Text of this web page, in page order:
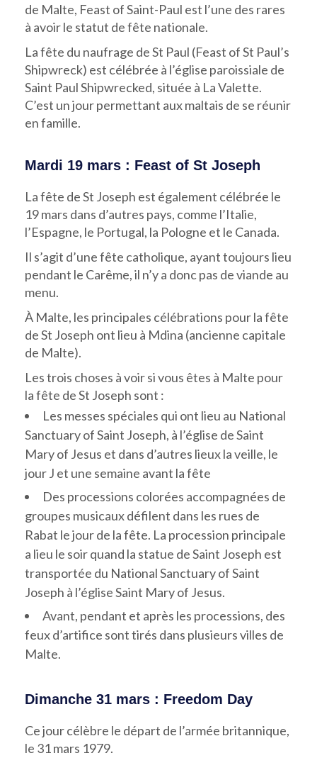
de Malte, Feast of Saint-Paul est l’une des rares
à avoir le statut de fête nationale.
La fête du naufrage de St Paul (Feast of St Paul’s
Shipwreck) est célébrée à l’église paroissiale de
Saint Paul Shipwrecked, située à La Valette.
C’est un jour permettant aux maltais de se réunir
en famille.
Mardi 19 mars : Feast of St Joseph
La fête de St Joseph est également célébrée le
19 mars dans d’autres pays, comme l’Italie,
l’Espagne, le Portugal, la Pologne et le Canada.
Il s’agit d’une fête catholique, ayant toujours lieu
pendant le Carême, il n’y a donc pas de viande au
menu.
À Malte, les principales célébrations pour la fête
de St Joseph ont lieu à Mdina (ancienne capitale
de Malte).
Les trois choses à voir si vous êtes à Malte pour
la fête de St Joseph sont :
Les messes spéciales qui ont lieu au National
Sanctuary of Saint Joseph, à l’église de Saint
Mary of Jesus et dans d’autres lieux la veille, le
jour J et une semaine avant la fête
Des processions colorées accompagnées de
groupes musicaux défilent dans les rues de
Rabat le jour de la fête. La procession principale
a lieu le soir quand la statue de Saint Joseph est
transportée du National Sanctuary of Saint
Joseph à l’église Saint Mary of Jesus.
Avant, pendant et après les processions, des
feux d’artifice sont tirés dans plusieurs villes de
Malte.
Dimanche 31 mars : Freedom Day
Ce jour célèbre le départ de l’armée britannique,
le 31 mars 1979.